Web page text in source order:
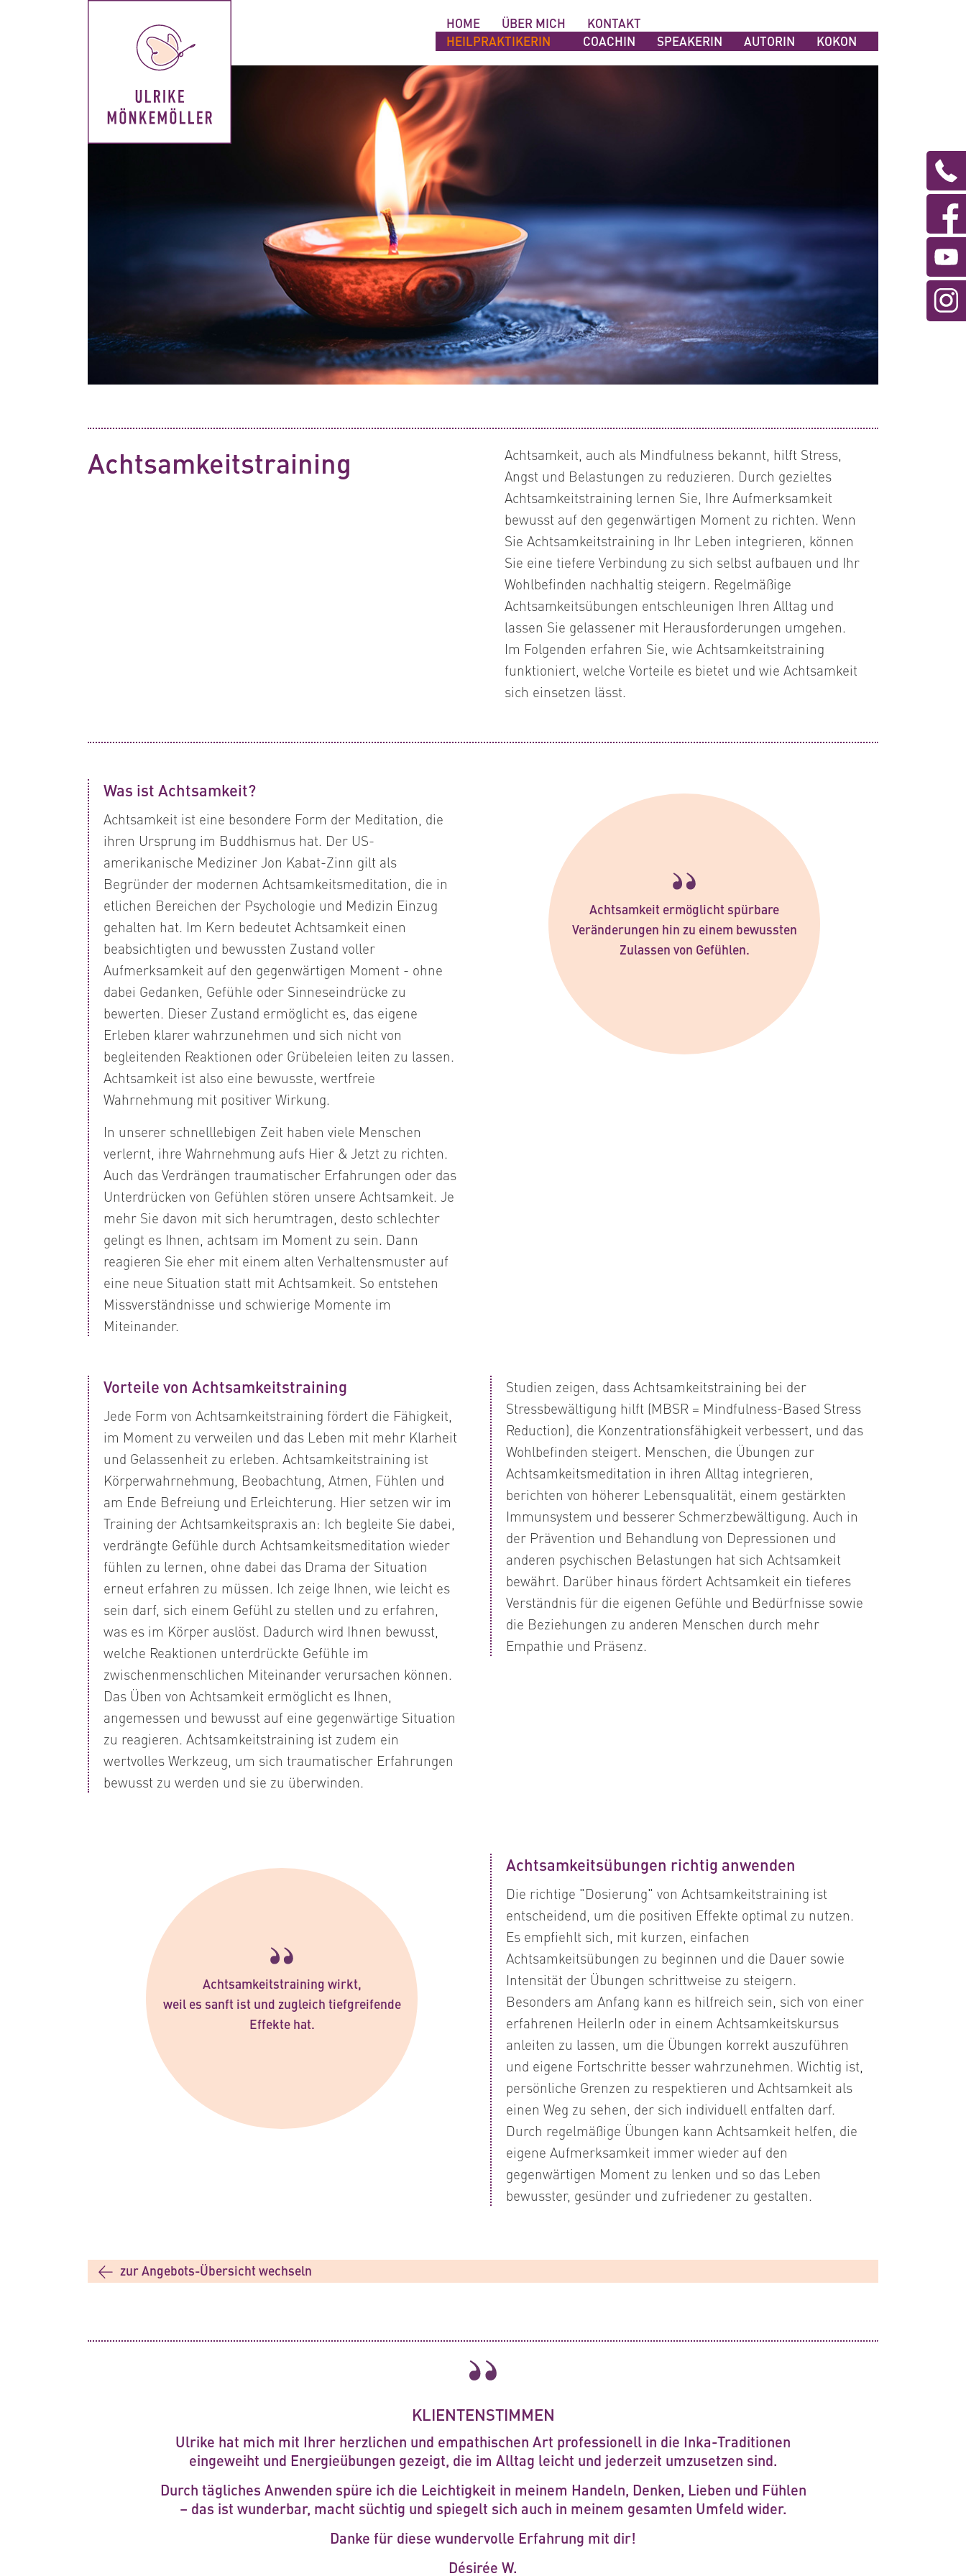
NAVIGATION
ÜBERSPRINGEN
HOME ÜBER MICH
KONTAKT
HEILPRAKTIKERIN
COACHIN SPEAKERIN AUTORIN KOKON
Achtsamkeitstraining
Achtsamkeit, auch als Mindfulness bekannt, hilft Stress,
Angst und Belastungen zu reduzieren. Durch gezieltes
Achtsamkeitstraining lernen Sie, Ihre Aufmerksamkeit
bewusst auf den gegenwärtigen Moment zu richten. Wenn
Sie Achtsamkeitstraining in Ihr Leben integrieren, können
Sie eine tiefere Verbindung zu sich selbst aufbauen und Ihr
Wohlbefinden nachhaltig steigern. Regelmäßige
Achtsamkeitsübungen entschleunigen Ihren Alltag und
lassen Sie gelassener mit Herausforderungen umgehen.
Im Folgenden erfahren Sie, wie Achtsamkeitstraining
funktioniert, welche Vorteile es bietet und wie Achtsamkeit
sich einsetzen lässt.
Was ist Achtsamkeit?
Achtsamkeit ist eine besondere Form der Meditation, die
ihren Ursprung im Buddhismus hat. Der US-
amerikanische Mediziner Jon Kabat-Zinn gilt als
Begründer der modernen Achtsamkeitsmeditation, die in
etlichen Bereichen der Psychologie und Medizin Einzug
gehalten hat. Im Kern bedeutet Achtsamkeit einen
beabsichtigten und bewussten Zustand voller
Aufmerksamkeit auf den gegenwärtigen Moment - ohne
dabei Gedanken, Gefühle oder Sinneseindrücke zu
bewerten. Dieser Zustand ermöglicht es, das eigene
Erleben klarer wahrzunehmen und sich nicht von
begleitenden Reaktionen oder Grübeleien leiten zu lassen.
Achtsamkeit ist also eine bewusste, wertfreie
Wahrnehmung mit positiver Wirkung.
In unserer schnelllebigen Zeit haben viele Menschen
verlernt, ihre Wahrnehmung aufs Hier & Jetzt zu richten.
Auch das Verdrängen traumatischer Erfahrungen oder das
Unterdrücken von Gefühlen stören unsere Achtsamkeit. Je
mehr Sie davon mit sich herumtragen, desto schlechter
gelingt es Ihnen, achtsam im Moment zu sein. Dann
reagieren Sie eher mit einem alten Verhaltensmuster auf
eine neue Situation statt mit Achtsamkeit. So entstehen
Missverständnisse und schwierige Momente im
Miteinander.
Achtsamkeit ermöglicht spürbare
Veränderungen hin zu einem bewussten
Zulassen von Gefühlen.
Vorteile von Achtsamkeitstraining
Jede Form von Achtsamkeitstraining fördert die Fähigkeit,
im Moment zu verweilen und das Leben mit mehr Klarheit
und Gelassenheit zu erleben. Achtsamkeitstraining ist
Körperwahrnehmung, Beobachtung, Atmen, Fühlen und
am Ende Befreiung und Erleichterung. Hier setzen wir im
Training der Achtsamkeitspraxis an: Ich begleite Sie dabei,
verdrängte Gefühle durch Achtsamkeitsmeditation wieder
fühlen zu lernen, ohne dabei das Drama der Situation
erneut erfahren zu müssen. Ich zeige Ihnen, wie leicht es
sein darf, sich einem Gefühl zu stellen und zu erfahren,
was es im Körper auslöst. Dadurch wird Ihnen bewusst,
welche Reaktionen unterdrückte Gefühle im
zwischenmenschlichen Miteinander verursachen können.
Das Üben von Achtsamkeit ermöglicht es Ihnen,
angemessen und bewusst auf eine gegenwärtige Situation
zu reagieren. Achtsamkeitstraining ist zudem ein
wertvolles Werkzeug, um sich traumatischer Erfahrungen
bewusst zu werden und sie zu überwinden.
Studien zeigen, dass Achtsamkeitstraining bei der
Stressbewältigung hilft (MBSR = Mindfulness-Based Stress
Reduction), die Konzentrationsfähigkeit verbessert, und das
Wohlbefinden steigert. Menschen, die Übungen zur
Achtsamkeitsmeditation in ihren Alltag integrieren,
berichten von höherer Lebensqualität, einem gestärkten
Immunsystem und besserer Schmerzbewältigung. Auch in
der Prävention und Behandlung von Depressionen und
anderen psychischen Belastungen hat sich Achtsamkeit
bewährt. Darüber hinaus fördert Achtsamkeit ein tieferes
Verständnis für die eigenen Gefühle und Bedürfnisse sowie
die Beziehungen zu anderen Menschen durch mehr
Empathie und Präsenz.
Achtsamkeitsübungen richtig anwenden
Die richtige "Dosierung" von Achtsamkeitstraining ist
entscheidend, um die positiven Effekte optimal zu nutzen.
Es empfiehlt sich, mit kurzen, einfachen
Achtsamkeitsübungen zu beginnen und die Dauer sowie
Intensität der Übungen schrittweise zu steigern.
Besonders am Anfang kann es hilfreich sein, sich von einer
erfahrenen HeilerIn oder in einem Achtsamkeitskursus
anleiten zu lassen, um die Übungen korrekt auszuführen
und eigene Fortschritte besser wahrzunehmen. Wichtig ist,
persönliche Grenzen zu respektieren und Achtsamkeit als
einen Weg zu sehen, der sich individuell entfalten darf.
Durch regelmäßige Übungen kann Achtsamkeit helfen, die
eigene Aufmerksamkeit immer wieder auf den
gegenwärtigen Moment zu lenken und so das Leben
bewusster, gesünder und zufriedener zu gestalten.
Achtsamkeitstraining wirkt,
weil es sanft ist und zugleich tiefgreifende
Effekte hat.
zur Angebots-Übersicht wechseln
KLIENTENSTIMMEN
Ulrike hat mich mit Ihrer herzlichen und empathischen Art professionell in die Inka-Traditionen
eingeweiht und Energieübungen gezeigt, die im Alltag leicht und jederzeit umzusetzen sind.
Durch tägliches Anwenden spüre ich die Leichtigkeit in meinem Handeln, Denken, Lieben und Fühlen
– das ist wunderbar, macht süchtig und spiegelt sich auch in meinem gesamten Umfeld wider.
Danke für diese wundervolle Erfahrung mit dir!
Désirée W.